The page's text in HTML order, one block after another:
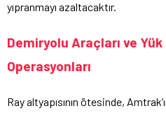
yıpranmayı azaltacaktır.
Demiryolu Araçları ve Yük
Operasyonları
Ray altyapısının ötesinde,